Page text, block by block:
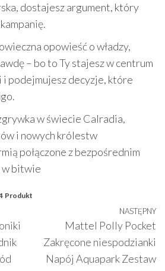
dostajesz argument, który
opowieść o władzy,
– bo to Ty stajesz w centrum
podejmujesz decyzje, które
w świecie Calradia,
i nowych królestw
połączone z bezpośrednim
w bitwie
Produkt
NASTĘPNY
Mattel Polly Pocket
Zakręcone niespodzianki
Napój Aquapark Zestaw